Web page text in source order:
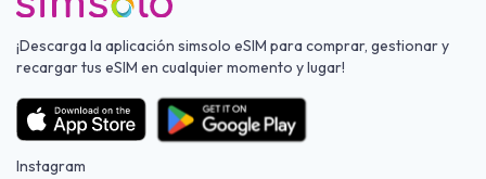
¡Descarga la aplicación simsolo eSIM para comprar, gestionar y
recargar tus eSIM en cualquier momento y lugar!
Instagram